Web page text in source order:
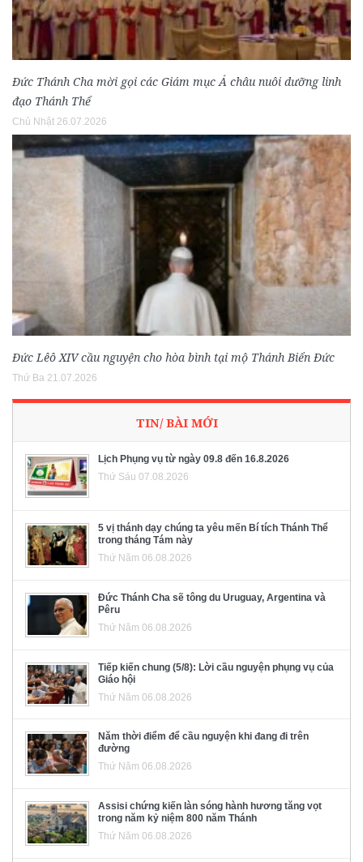
Đức Thánh Cha mời gọi các Giám mục Á châu nuôi dưỡng linh
đạo Thánh Thể
Chủ Nhật 26.07.2026
Đức Lêô XIV cầu nguyện cho hòa bình tại mộ Thánh Biển Đức
Thứ Ba 21.07.2026
TIN/ BÀI MỚI
Lịch Phụng vụ từ ngày 09.8 đến 16.8.2026
Thứ Sáu 07.08.2026
5 vị thánh dạy chúng ta yêu mến Bí tích Thánh Thể
trong tháng Tám này
Thứ Năm 06.08.2026
Đức Thánh Cha sẽ tông du Uruguay, Argentina và
Pêru
Thứ Năm 06.08.2026
Tiếp kiến chung (5/8): Lời cầu nguyện phụng vụ của
Giáo hội
Thứ Năm 06.08.2026
Năm thời điểm để cầu nguyện khi đang đi trên
đường
Thứ Năm 06.08.2026
Assisi chứng kiến làn sóng hành hương tăng vọt
trong năm kỷ niệm 800 năm Thánh
Thứ Năm 06.08.2026